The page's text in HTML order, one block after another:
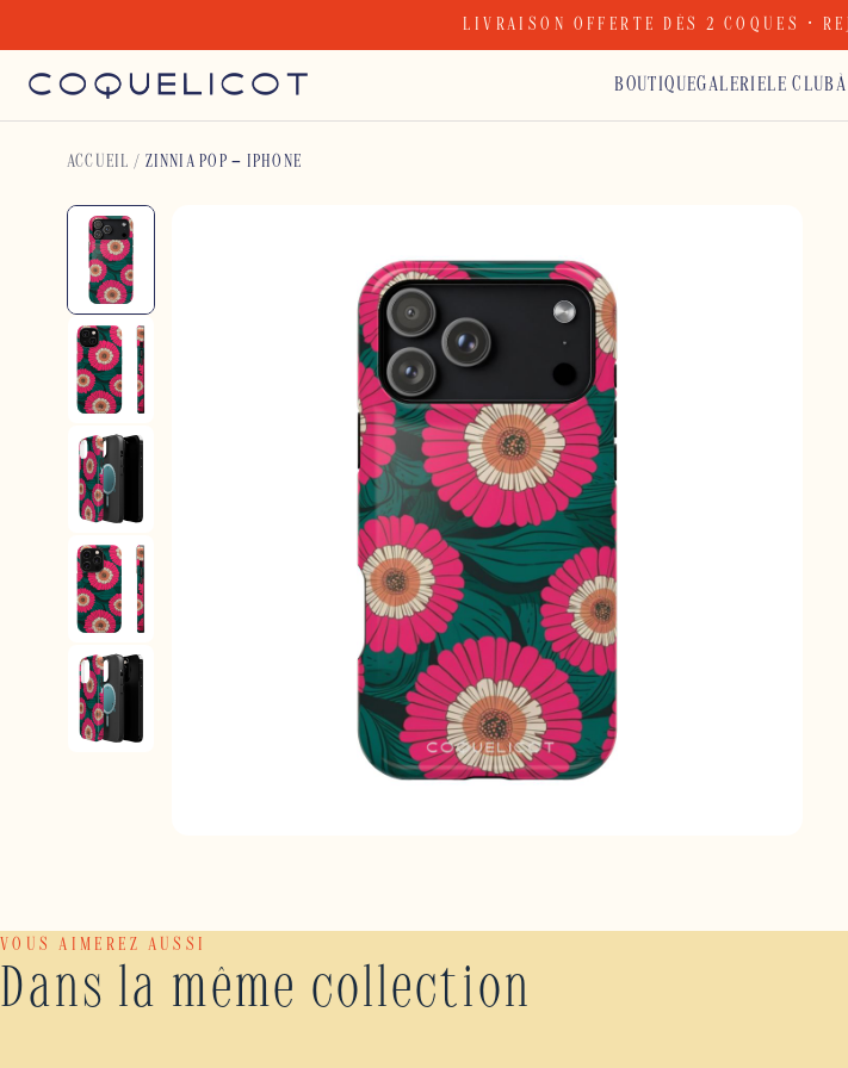
content
LIVRAISON OFFERTE DÈS 2 COQUES ·
BOUTIQUEGALERIELE CLUB
ACCUEIL / ZINNIA POP – IPHONE
VOUS AIMEREZ AUSSI
Dans la même collection